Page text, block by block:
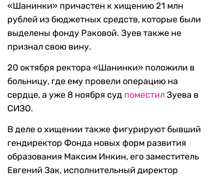
«Шанинки» причастен к хищению 21 млн
рублей из бюджетных средств, которые были
выделены фонду Раковой. Зуев также не
признал свою вину.
20 октября ректора «Шанинки» положили в
больницу, где ему провели операцию на
сердце, а уже 8 ноября суд поместил Зуева в
СИЗО.
В деле о хищении также фигурируют бывший
гендиректор Фонда новых форм развития
образования Максим Инкин, его заместитель
Евгений Зак, исполнительный директор